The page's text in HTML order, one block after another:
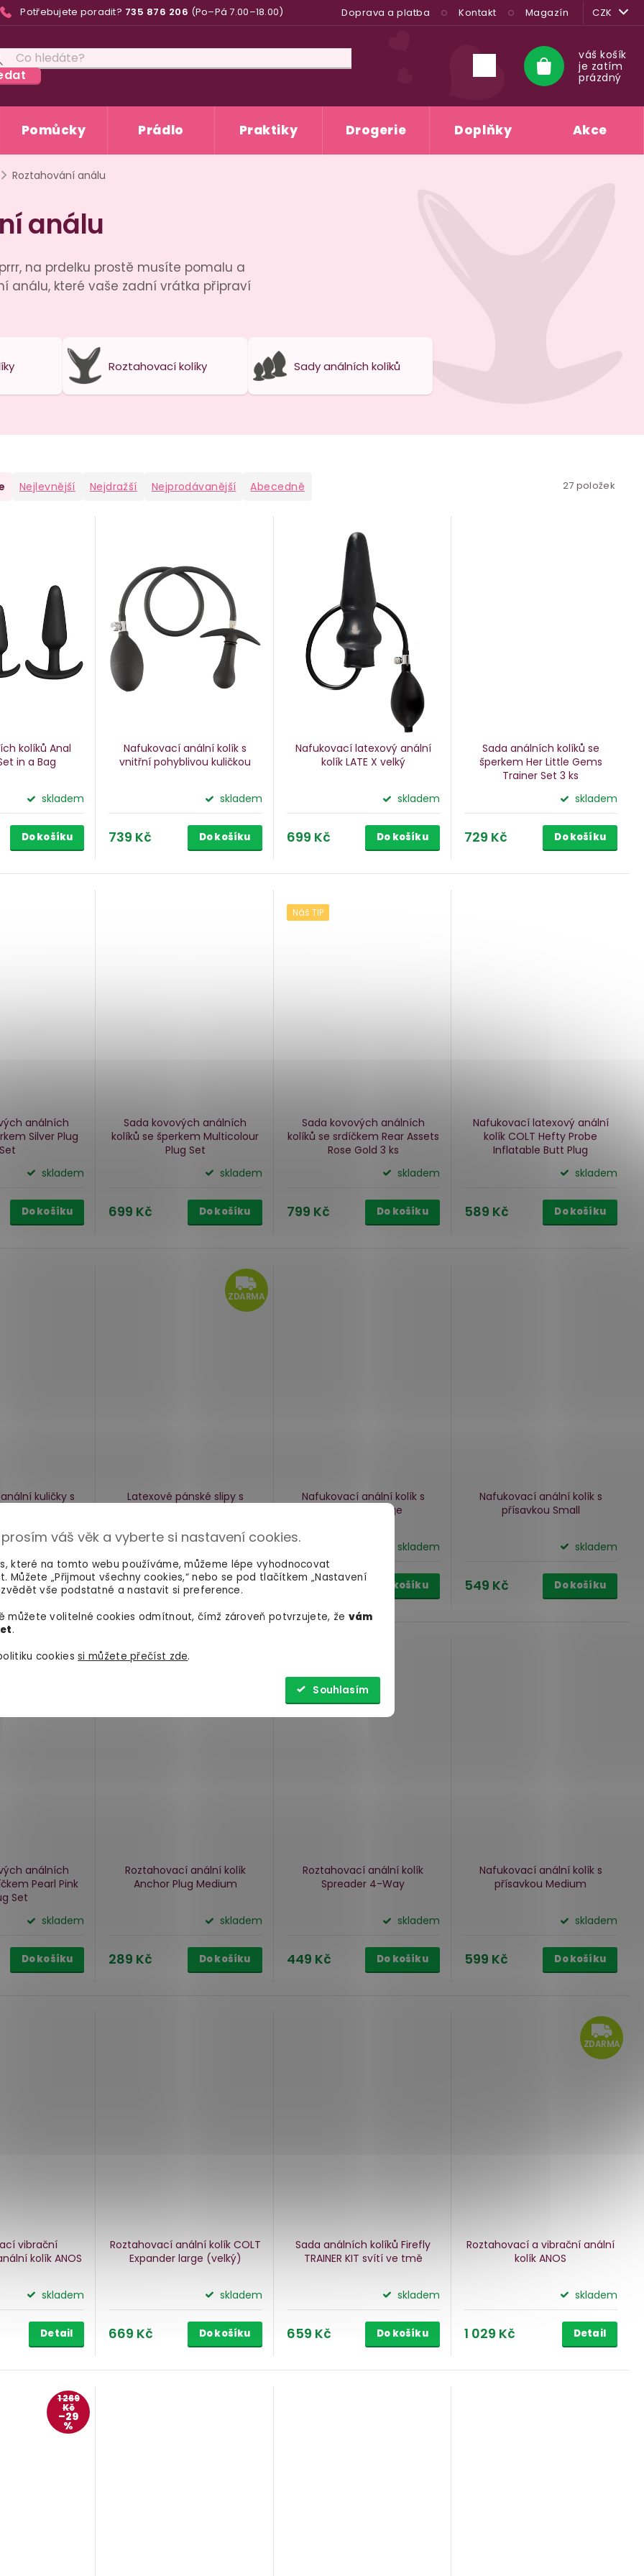
váš věk a vyberte si nastavení cookies.
které na tomto webu používáme, můžeme lépe vyhodnocovat
Můžete „Přijmout všechny cookies,“ nebo se pod tlačítkem „Nastavení
vše podstatné a nastavit si preference.
můžete volitelné cookies odmítnout, čímž zároveň potvrzujete, že vám
.
cookiessi můžete přečíst zde.
Souhlasím
Potřebujete poradit? 735 876 206 (Po–Pá 7.00–18.00) Doprava a platba Kontakt Magazín CZK
Nákupní
košík
váš košík
je zatím
prázdný
Pomůcky Prádlo Praktiky Drogerie Doplňky Akce
Roztahování análu
análu
na prdelku prostě musíte pomalu a
análu, které vaše zadní vrátka připraví
Roztahovací kolíky Sady análních kolíků
Nejlevnější Nejdražší Nejprodávanější Abecedně 27 položek
kolíků Anal
in a Bag
skladem
Do košíku
Nafukovací anální kolík s
vnitřní pohyblivou kuličkou
skladem
739 Kč Do košíku
Nafukovací latexový anální
kolík LATE X velký
skladem
699 Kč Do košíku
Sada análních kolíků se
šperkem Her Little Gems
Trainer Set3 ks
skladem
729 Kč Do košíku
análních
Silver Plug
Set
skladem
Do košíku
Sada kovových análních
kolíků se šperkem Multicolour
Plug Set
skladem
699 Kč Do košíku
Náš TIP
Sada kovových análních
kolíků se srdíčkem Rear Assets
Rose Gold 3 ks
skladem
799 Kč Do košíku
Nafukovací latexový anální
kolík COLT Hefty Probe
Inflatable Butt Plug
skladem
589 Kč Do košíku
kuličky s
skladem
Do košíku
ZDARMA
ZDARMA
Latexové pánské slipy s
skladem
1 369 Kč Detail
Nafukovací anální kolík s
přísavkou Large
skladem
629 Kč Do košíku
Nafukovací anální kolík s
přísavkou Small
skladem
549 Kč Do košíku
análních
Pearl Pink
Set
skladem
Do košíku
Roztahovací anální kolík
Anchor Plug Medium
skladem
289 Kč Do košíku
Roztahovací anální kolík
Spreader 4-Way
skladem
449 Kč Do košíku
Nafukovací anální kolík s
přísavkou Medium
skladem
599 Kč Do košíku
vibrační
kolík ANOS
skladem
Detail
Roztahovací anální kolík COLT
Expander large (velký)
skladem
669 Kč Do košíku
Sada análních kolíků Firefly
TRAINER KIT svítí ve tmě
skladem
659 Kč Do košíku
ZDARMA
Roztahovací a vibrační anální
kolík ANOS
skladem
1 029 Kč Detail
1 269
Kč
–29
%